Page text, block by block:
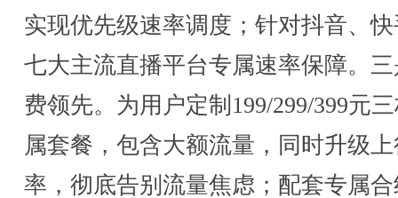
实现优先级速率调度；针对抖音、
七大主流直播平台专属速率保障。
费领先。为用户定制199/299/399元
属套餐，包含大额流量，同时升级
率，彻底告别流量焦虑；配套专属